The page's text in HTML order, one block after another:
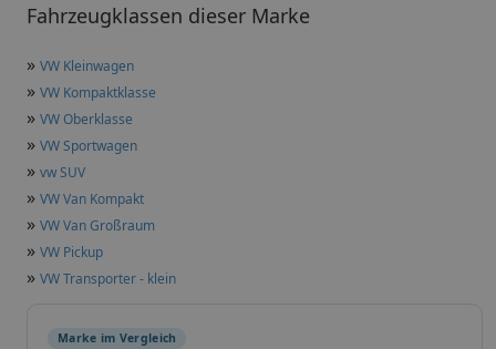
Fahrzeugklassen dieser Marke
» VW Kleinwagen
» VW Kompaktklasse
» VW Oberklasse
» VW Sportwagen
» vw SUV
» VW Van Kompakt
» VW Van Großraum
» VW Pickup
» VW Transporter - klein
Marke im Vergleich